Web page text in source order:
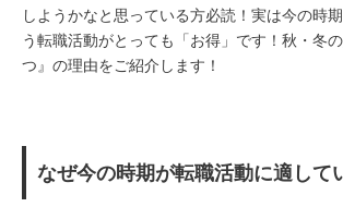
しようかなと思っている方必読！実は今の時
う転職活動がとっても「お得」です！秋・冬
つ』の理由をご紹介します！
なぜ今の時期が転職活動に適して